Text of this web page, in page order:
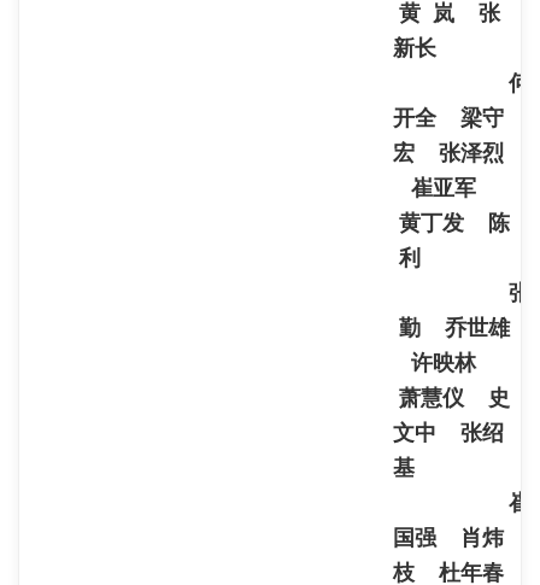
黄 岚 张
新长
何
开全 梁守
宏 张泽烈
崔亚军
黄丁发 陈
利
张
勤 乔世雄
许映林
萧慧仪 史
文中 张绍
基
崔
国强 肖炜
枝 杜年春